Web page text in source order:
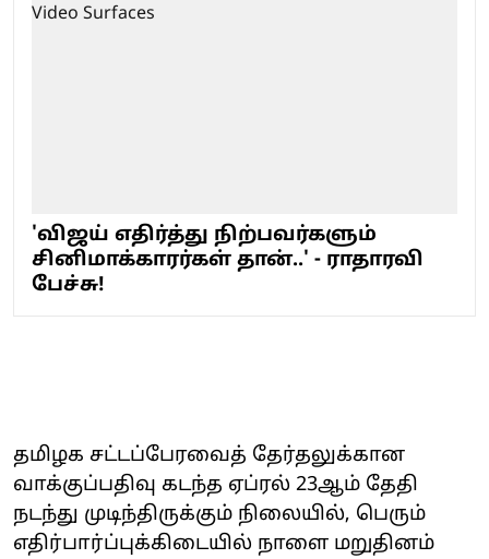
'விஜய் எதிர்த்து நிற்பவர்களும்
சினிமாக்காரர்கள் தான்..' - ராதாரவி
பேச்சு!
தமிழக சட்டப்பேரவைத் தேர்தலுக்கான
வாக்குப்பதிவு கடந்த ஏப்ரல் 23ஆம் தேதி
நடந்து முடிந்திருக்கும் நிலையில், பெரும்
எதிர்பார்ப்புக்கிடையில் நாளை மறுதினம்